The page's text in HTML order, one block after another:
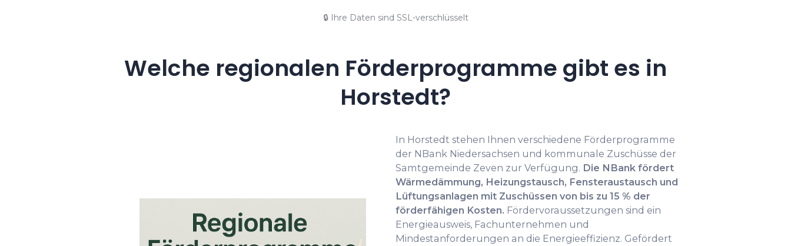
🔒 Ihre Daten sind SSL-verschlüsselt
Welche regionalen Förderprogramme gibt es in
Horstedt?
In Horstedt stehen Ihnen verschiedene Förderprogramme
der NBank Niedersachsen und kommunale Zuschüsse der
Samtgemeinde Zeven zur Verfügung. Die NBank fördert
Wärmedämmung, Heizungstausch, Fensteraustausch und
Lüftungsanlagen mit Zuschüssen von bis zu 15 % der
förderfähigen Kosten. Fördervoraussetzungen sind ein
Energieausweis, Fachunternehmen und
Mindestanforderungen an die Energieeffizienz. Gefördert